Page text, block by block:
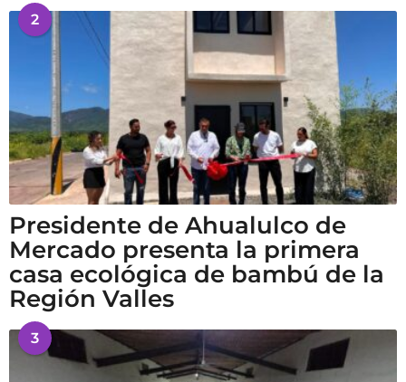
2
Presidente de Ahualulco de
Mercado presenta la primera
casa ecológica de bambú de la
Región Valles
3